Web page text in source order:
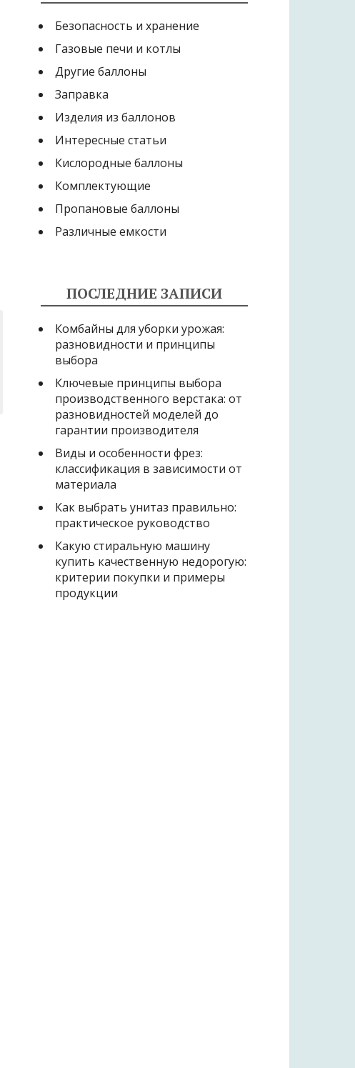
Безопасность и хранение
Газовые печи и котлы
Другие баллоны
Заправка
Изделия из баллонов
Интересные статьи
Кислородные баллоны
Комплектующие
Пропановые баллоны
Различные емкости
ПОСЛЕДНИЕ ЗАПИСИ
Комбайны для уборки урожая:
разновидности и принципы
выбора
Ключевые принципы выбора
производственного верстака: от
разновидностей моделей до
гарантии производителя
Виды и особенности фрез:
классификация в зависимости от
материала
Как выбрать унитаз правильно:
практическое руководство
Какую стиральную машину
купить качественную недорогую:
критерии покупки и примеры
продукции